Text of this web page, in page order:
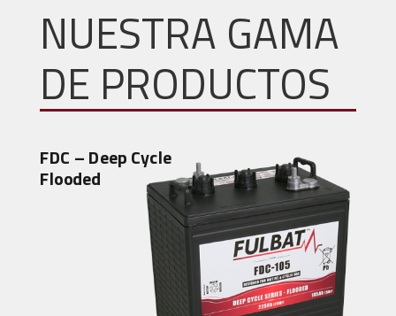
NUESTRA GAMA
DE PRODUCTOS
FDC – Deep Cycle
Flooded